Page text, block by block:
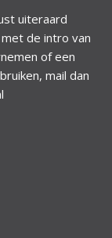
uiteraard
de intro van
of een
mail dan